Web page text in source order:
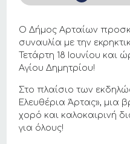
Ο Δήμος Αρταίων
συναυλία με την
Τετάρτη 18 Ιουνίου και
Αγίου Δημητρίου!
Στο πλαίσιο των
Ελευθέρια Άρτας», μια
χορό και καλοκαιρινή
για όλους!